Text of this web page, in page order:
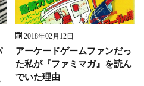
2018年02月12日
アーケードゲームファンだっ
た私が『ファミマガ』を読ん
でいた理由